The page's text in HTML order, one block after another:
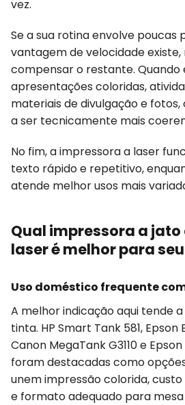
vez.
Se a sua rotina envolve poucas
vantagem de velocidade
compensar o restante.
apresentações coloridas,
materiais de divulgação e
a ser tecnicamente mais
No fim, a impressora a laser
texto rápido e repetitivo,
atende melhor usos mais
Qual impressora a
laser é melhor para
Uso doméstico frequente
A melhor indicação aqui tende
tinta. HP Smart Tank 581, Epson
Canon MegaTank G3110 e
foram destacadas como
unem impressão colorida,
e formato adequado para